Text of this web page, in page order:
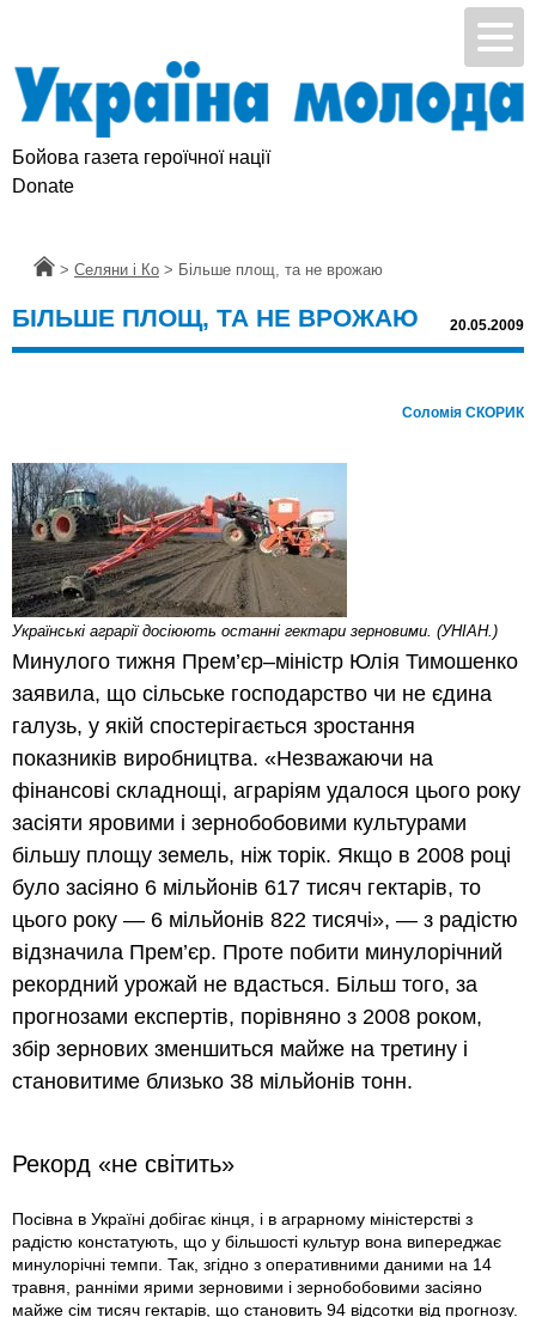
Бойова газета героїчної нації
Donate
Головна
> Селяни і Ко > Більше площ, та не врожаю
БІЛЬШЕ ПЛОЩ, ТА НЕ ВРОЖАЮ 20.05.2009
Соломія СКОРИК
Українські аграрії досіюють останні гектари зерновими. (УНІАН.)
Минулого тижня Прем’єр–міністр Юлія Тимошенко
заявила, що сільське господарство чи не єдина
галузь, у якій спостерігається зростання
показників виробництва. «Незважаючи на
фінансові складнощі, аграріям удалося цього року
засіяти яровими і зернобобовими культурами
більшу площу земель, ніж торік. Якщо в 2008 році
було засіяно 6 мільйонів 617 тисяч гектарів, то
цього року — 6 мільйонів 822 тисячі», — з радістю
відзначила Прем’єр. Проте побити минулорічний
рекордний урожай не вдасться. Більш того, за
прогнозами експертів, порівняно з 2008 роком,
збір зернових зменшиться майже на третину і
становитиме близько 38 мільйонів тонн.
Рекорд «не світить»
Посівна в Україні добігає кінця, і в аграрному міністерстві з
радістю констатують, що у більшості культур вона випереджає
минулорічні темпи. Так, згідно з оперативними даними на 14
травня, ранніми ярими зерновими і зернобобовими засіяно
майже сім тисяч гектарів, що становить 94 відсотки від прогнозу.